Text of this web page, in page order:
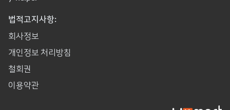
법적고지사항:
회사정보
개인정보 처리방침
철회권
이용약관